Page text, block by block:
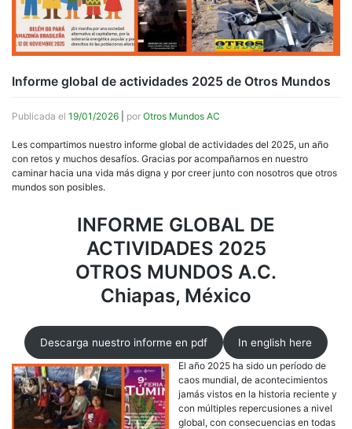
Informe global de actividades 2025 de Otros Mundos
Publicada el 19/01/2026 por Otros Mundos AC
Les compartimos nuestro informe global de actividades del 2025, un año
con retos y muchos desafíos. Gracias por acompañarnos en nuestro
caminar hacia una vida más digna y por creer junto con nosotros que otros
mundos son posibles.
INFORME GLOBAL DE
ACTIVIDADES 2025
OTROS MUNDOS A.C.
Chiapas, México
Descarga nuestro informe en pdf In english here
El año 2025 ha sido un período de
caos mundial, de acontecimientos
jamás vistos en la historia reciente y
con múltiples repercusiones a nivel
global, con consecuencias en todas